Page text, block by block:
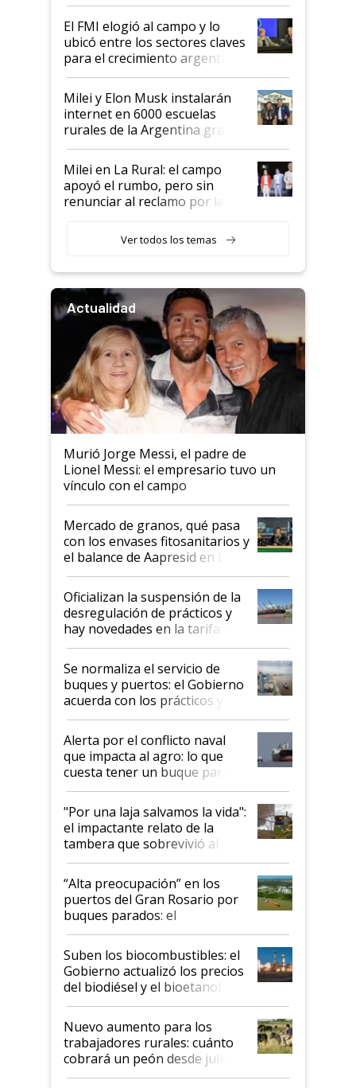
de Milei
El FMI elogió al campo y lo
ubicó entre los sectores claves
para el crecimiento argentino
Milei y Elon Musk instalarán
internet en 6000 escuelas
rurales de la Argentina gracias
a un acuerdo con Starlink
Milei en La Rural: el campo
apoyó el rumbo, pero sin
renunciar al reclamo por las
Ver todos los temas
Actualidad
Murió Jorge Messi, el padre de
Lionel Messi: el empresario tuvo un
vínculo con el campo
Mercado de granos, qué pasa
con los envases fitosanitarios y
el balance de Aapresid en La
Posta
Oficializan la suspensión de la
desregulación de prácticos y
hay novedades en la tarifa de
la hidrovía
Se normaliza el servicio de
buques y puertos: el Gobierno
acuerda con los prácticos y
suspende el decreto de
desregulación
Alerta por el conflicto naval
que impacta al agro: lo que
cuesta tener un buque parado
y el peligro de que Argentina
pase a ser "país sucio"
"Por una laja salvamos la vida":
el impactante relato de la
tambera que sobrevivió al
tornado
“Alta preocupación” en los
puertos del Gran Rosario por
buques parados: el
funcionamiento de las
exportadoras en tensión tras
la medida de fuerza de los
prácticos
Suben los biocombustibles: el
Gobierno actualizó los precios
del biodiésel y el bioetanol
Nuevo aumento para los
trabajadores rurales: cuánto
cobrará un peón desde julio